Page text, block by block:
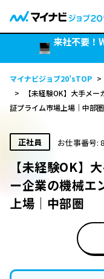
来社不要！
マイナビジョブ20’sTOP >
>
【未経験OK】大手メ
証プライム市場上場｜中部圏
正社員 お仕事番号:
【未経験OK】
ー企業の機械エ
上場｜中部圏